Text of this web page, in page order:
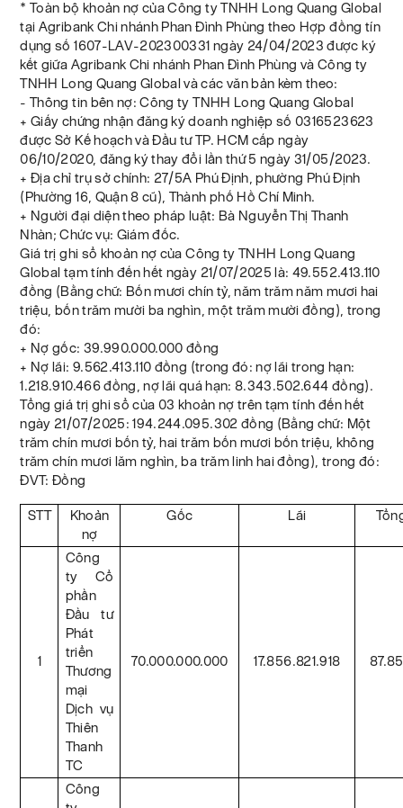
* Toàn bộ khoản nợ của Công ty TNHH Long Quang Global
tại Agribank Chi nhánh Phan Đình Phùng theo Hợp đồng tín
dụng số 1607-LAV-202300331 ngày 24/04/2023 được ký
kết giữa Agribank Chi nhánh Phan Đình Phùng và Công ty
TNHH Long Quang Global và các văn bản kèm theo:
- Thông tin bên nợ: Công ty TNHH Long Quang Global
+ Giấy chứng nhận đăng ký doanh nghiệp số 0316523623
được Sở Kế hoạch và Đầu tư TP. HCM cấp ngày
06/10/2020, đăng ký thay đổi lần thứ 5 ngày 31/05/2023.
+ Địa chỉ trụ sở chính: 27/5A Phú Định, phường Phú Định
(Phường 16, Quận 8 cũ), Thành phố Hồ Chí Minh.
+ Người đại diện theo pháp luật: Bà Nguyễn Thị Thanh
Nhàn; Chức vụ: Giám đốc.
Giá trị ghi sổ khoản nợ của Công ty TNHH Long Quang
Global tạm tính đến hết ngày 21/07/2025 là: 49.552.413.110
đồng (Bằng chữ: Bốn mươi chín tỷ, năm trăm năm mươi hai
triệu, bốn trăm mười ba nghìn, một trăm mười đồng), trong
đó:
+ Nợ gốc: 39.990.000.000 đồng
+ Nợ lãi: 9.562.413.110 đồng (trong đó: nợ lãi trong hạn:
1.218.910.466 đồng, nợ lãi quá hạn: 8.343.502.644 đồng).
Tổng giá trị ghi sổ của 03 khoản nợ trên tạm tính đến hết
ngày 21/07/2025: 194.244.095.302 đồng (Bằng chữ: Một
trăm chín mươi bốn tỷ, hai trăm bốn mươi bốn triệu, không
trăm chín mươi lăm nghìn, ba trăm linh hai đồng), trong đó:
ĐVT: Đồng
STT
Khoản
nợ
Gốc Lãi
1
Công
ty Cổ
phần
Đầu tư
Phát
triển
Thương
mại
Dịch vụ
Thiên
Thanh
TC
70.000.000.000 17.856.821.918
Công